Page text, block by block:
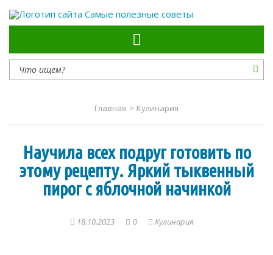
Самые полезные советы
Главная > Кулинария
Научила всех подруг готовить по
этому рецепту. Яркий тыквенный
пирог с яблочной начинкой
18.10.2023 0 Кулинария